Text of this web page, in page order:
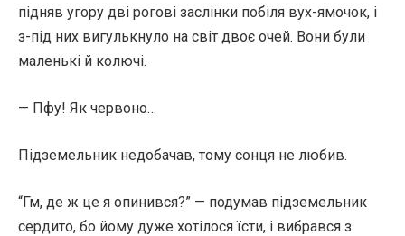
підняв угору дві рогові заслінки побіля вух-ямочок, і
з-під них вигулькнуло на світ двоє очей. Вони були
маленькі й колючі.
— Пфу! Як червоно…
Підземельник недобачав, тому сонця не любив.
“Гм, де ж це я опинився?” — подумав підземельник
сердито, бо йому дуже хотілося їсти, і вибрався з